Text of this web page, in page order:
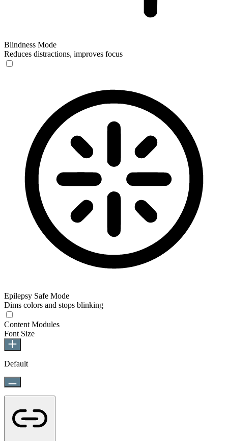
Blindness Mode
Reduces distractions, improves focus
Epilepsy Safe Mode
Dims colors and stops blinking
Content Modules
Font Size
Default